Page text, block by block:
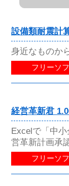
設備類耐震計
身近なものか
フリーソ
経営革新君
Excelで「中
営革新計画承
フリーソ